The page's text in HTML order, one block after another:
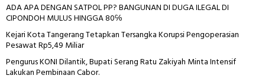
ADA APA DENGAN SATPOL PP? BANGUNAN DI DUGA ILEGAL DI
CIPONDOH MULUS HINGGA 80℅
Kejari Kota Tangerang Tetapkan Tersangka Korupsi Pengoperasian
Pesawat Rp5,49 Miliar
Pengurus KONI Dilantik, Bupati Serang Ratu Zakiyah Minta Intensif
Lakukan Pembinaan Cabor.